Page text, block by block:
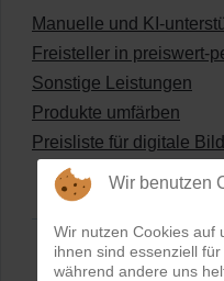
Manuelle und KI-
Freisteller in preiswert-
Sonstige Leistungen
Produkte umfärben
Preisliste für digitale
Wir benutzen
Wir nutzen Cookies auf
ihnen sind essenziell
während andere uns